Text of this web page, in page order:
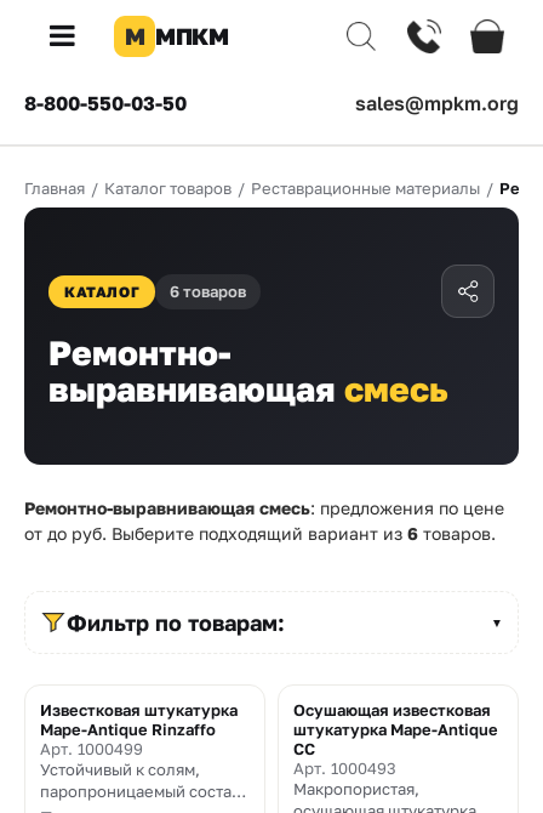
×
КОМПАНИЯ
Доставка
Оплата
Бренды
Прайс-
Проектировщикам
Калькуляторы
Контакты
М МПКМ
8-800-550-03-50 sales@mpkm.org
Главная / Каталог товаров / Реставрационные материалы /
КАТАЛОГ 6 товаров
Ремонтно-
выравнивающая смесь
Ремонтно-выравнивающая смесь: предложения по цене
от до руб. Выберите подходящий вариант из 6 товаров.
Фильтр по товарам: ▼
Известковая штукатурка
Mape-Antique Rinzaffo
Арт. 1000499
Устойчивый к солям,
паропроницаемый состав
Осушающая известковая
штукатурка Mape-Antique
CC
Арт. 1000493
Макропористая,